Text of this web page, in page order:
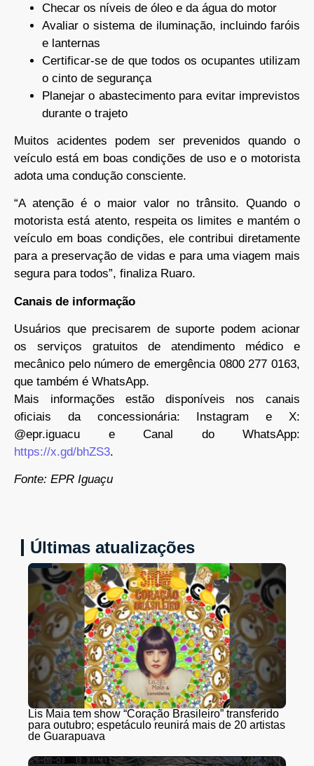
Checar os níveis de óleo e da água do motor
Avaliar o sistema de iluminação, incluindo faróis
e lanternas
Certificar-se de que todos os ocupantes utilizam
o cinto de segurança
Planejar o abastecimento para evitar imprevistos
durante o trajeto
Muitos acidentes podem ser prevenidos quando o
veículo está em boas condições de uso e o motorista
adota uma condução consciente.
“A atenção é o maior valor no trânsito. Quando o
motorista está atento, respeita os limites e mantém o
veículo em boas condições, ele contribui diretamente
para a preservação de vidas e para uma viagem mais
segura para todos”, finaliza Ruaro.
Canais de informação
Usuários que precisarem de suporte podem acionar
os serviços gratuitos de atendimento médico e
mecânico pelo número de emergência 0800 277 0163,
que também é WhatsApp.
Mais informações estão disponíveis nos canais
oficiais da concessionária: Instagram e X:
@epr.iguacu e Canal do WhatsApp:
https://x.gd/bhZS3.
Fonte: EPR Iguaçu
Últimas atualizações
Lis Maia tem show “Coração Brasileiro” transferido
para outubro; espetáculo reunirá mais de 20 artistas
de Guarapuava